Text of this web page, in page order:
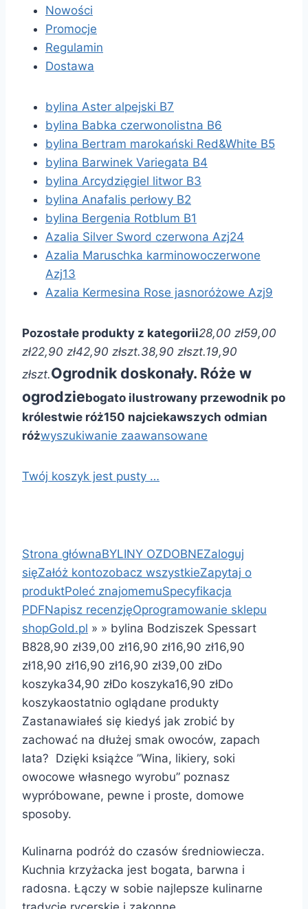
Nowości
Promocje
Regulamin
Dostawa
bylina Aster alpejski B7
bylina Babka czerwonolistna B6
bylina Bertram marokański Red&White B5
bylina Barwinek Variegata B4
bylina Arcydzięgiel litwor B3
bylina Anafalis perłowy B2
bylina Bergenia Rotblum B1
Azalia Silver Sword czerwona Azj24
Azalia Maruschka karminowoczerwone
Azj13
Azalia Kermesina Rose jasnoróżowe Azj9
Pozostałe produkty z kategorii28,00 zł59,00
zł22,90 zł42,90 złszt.38,90 złszt.19,90
złszt.Ogrodnik doskonały. Róże w
ogrodziebogato ilustrowany przewodnik po
królestwie róż150 najciekawszych odmian
różwyszukiwanie zaawansowane
Twój koszyk jest pusty …
Strona głównaBYLINY OZDOBNEZaloguj
sięZałóż kontozobacz wszystkieZapytaj o
produktPoleć znajomemuSpecyfikacja
PDFNapisz recenzjęOprogramowanie sklepu
shopGold.pl » » bylina Bodziszek Spessart
B828,90 zł39,00 zł16,90 zł16,90 zł16,90
zł18,90 zł16,90 zł16,90 zł39,00 złDo
koszyka34,90 złDo koszyka16,90 złDo
koszykaostatnio oglądane produkty
Zastanawiałeś się kiedyś jak zrobić by
zachować na dłużej smak owoców, zapach
lata? Dzięki książce ”Wina, likiery, soki
owocowe własnego wyrobu” poznasz
wypróbowane, pewne i proste, domowe
sposoby.
Kulinarna podróż do czasów średniowiecza.
Kuchnia krzyżacka jest bogata, barwna i
radosna. Łączy w sobie najlepsze kulinarne